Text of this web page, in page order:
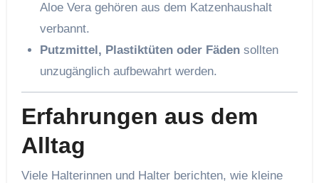
Aloe Vera gehören aus dem Katzenhaushalt
verbannt.
Putzmittel, Plastiktüten oder Fädensollten
unzugänglich aufbewahrt werden.
Erfahrungen aus dem
Alltag
Viele Halterinnen und Halter berichten, wie kleine